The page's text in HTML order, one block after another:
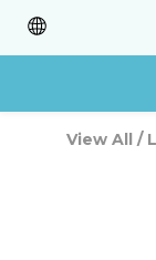
View All /